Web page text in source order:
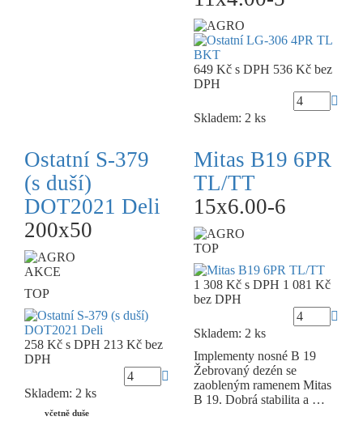
649 Kč s DPH 536 Kč bez
DPH
Skladem: 2 ks
Ostatní S-379
(s duší)
DOT2021 Deli
200x50
AKCE
TOP
258 Kč s DPH 213 Kč bez
DPH
Skladem: 2 ks
včetně duše
Mitas B19 6PR
TL/TT
15x6.00-6
TOP
1 308 Kč s DPH 1 081 Kč
bez DPH
Skladem: 2 ks
Implementy nosné B 19
Žebrovaný dezén se
zaobleným ramenem Mitas
B 19. Dobrá stabilita a …